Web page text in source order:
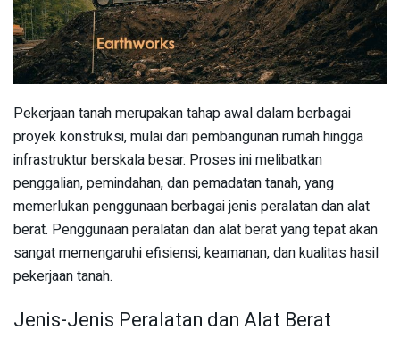
Pekerjaan tanah merupakan tahap awal dalam berbagai
proyek konstruksi, mulai dari pembangunan rumah hingga
infrastruktur berskala besar. Proses ini melibatkan
penggalian, pemindahan, dan pemadatan tanah, yang
memerlukan penggunaan berbagai jenis peralatan dan alat
berat. Penggunaan peralatan dan alat berat yang tepat akan
sangat memengaruhi efisiensi, keamanan, dan kualitas hasil
pekerjaan tanah.
Jenis-Jenis Peralatan dan Alat Berat